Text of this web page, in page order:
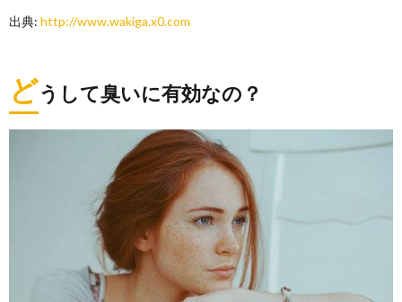
出典: http://www.wakiga.x0.com
どうして臭いに有効なの？